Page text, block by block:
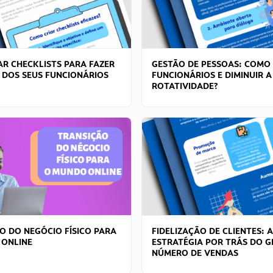
CHECKLISTS PARA FAZER
SEUS FUNCIONÁRIOS
GESTÃO DE PESSOAS:
FUNCIONÁRIOS E DIMINUIR A
ROTATIVIDADE?
DO NEGÓCIO FÍSICO PARA
FIDELIZAÇÃO DE CLIENTES: A
ESTRATÉGIA POR TRÁS DO
NÚMERO DE VENDAS